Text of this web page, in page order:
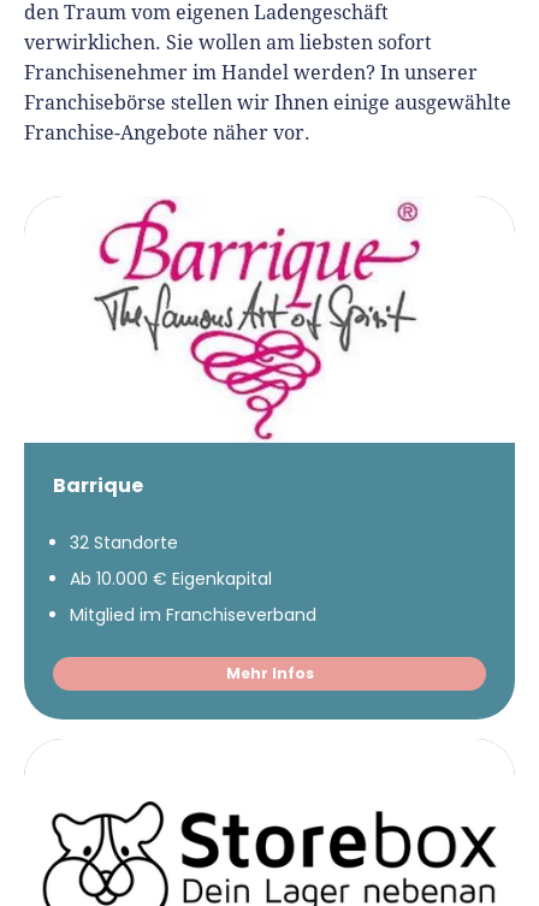
den Traum vom eigenen Ladengeschäft
verwirklichen. Sie wollen am liebsten sofort
Franchisenehmer im Handel werden? In unserer
Franchisebörse stellen wir Ihnen einige ausgewählte
Franchise-Angebote näher vor.
Barrique
32 Standorte
Ab 10.000 € Eigenkapital
Mitglied im Franchiseverband
Mehr Infos